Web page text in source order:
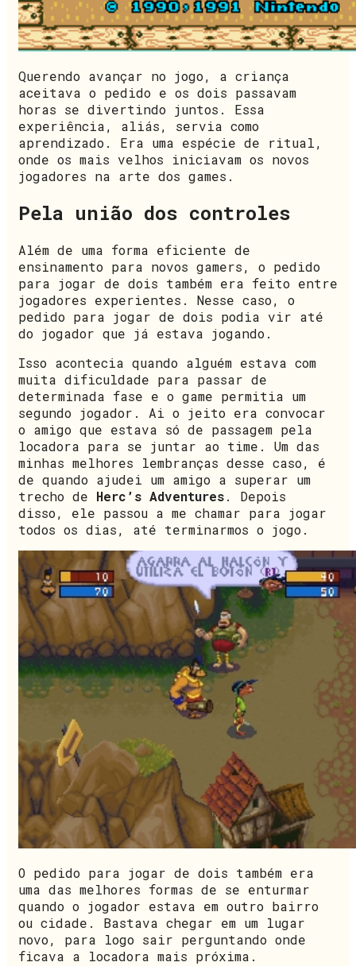
Querendo avançar no jogo, a criança
aceitava o pedido e os dois passavam
horas se divertindo juntos. Essa
experiência, aliás, servia como
aprendizado. Era uma espécie de ritual,
onde os mais velhos iniciavam os novos
jogadores na arte dos games.
Pela união dos controles
Além de uma forma eficiente de
ensinamento para novos gamers, o pedido
para jogar de dois também era feito entre
jogadores experientes. Nesse caso, o
pedido para jogar de dois podia vir até
do jogador que já estava jogando.
Isso acontecia quando alguém estava com
muita dificuldade para passar de
determinada fase e o game permitia um
segundo jogador. Ai o jeito era convocar
o amigo que estava só de passagem pela
locadora para se juntar ao time. Um das
minhas melhores lembranças desse caso, é
de quando ajudei um amigo a superar um
trecho de Herc’s Adventures. Depois
disso, ele passou a me chamar para jogar
todos os dias, até terminarmos o jogo.
O pedido para jogar de dois também era
uma das melhores formas de se enturmar
quando o jogador estava em outro bairro
ou cidade. Bastava chegar em um lugar
novo, para logo sair perguntando onde
ficava a locadora mais próxima.